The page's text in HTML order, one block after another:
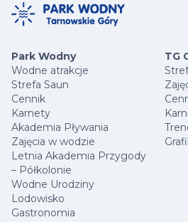
Park Wodny
Wodne atrakcje
Strefa Saun
Cennik
Karnety
Akademia Pływania
Zajęcia w wodzie
Letnia Akademia Przygody
– Półkolonie
Wodne Urodziny
Lodowisko
Gastronomia
TG